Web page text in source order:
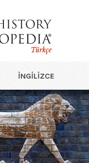
Türkçe
İNGILIZCE